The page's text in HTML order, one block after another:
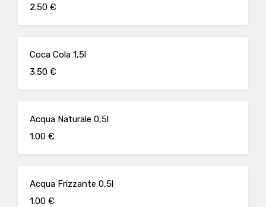
2.50 €
Coca Cola 1,5l
3.50 €
Acqua Naturale 0,5l
1.00 €
Acqua Frizzante 0,5l
1.00 €